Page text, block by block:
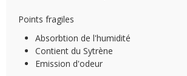
Points fragiles
Absorbtion de l'humidité
Contient du Sytrène
Emission d'odeur